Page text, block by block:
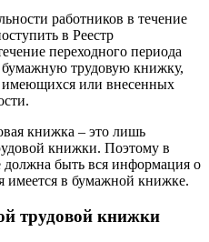
работников в течение
в Реестр
переходного периода
бумажную трудовую книжку,
или внесенных
книжка – это лишь
книжки. Поэтому в
быть вся информация о
имеется в бумажной книжке.
трудовой книжки